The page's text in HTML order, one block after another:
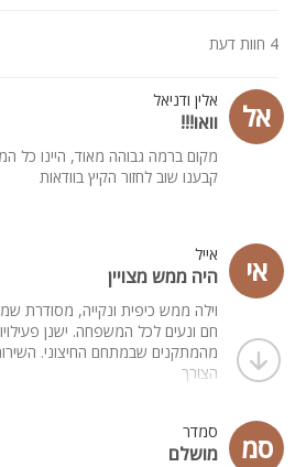
4 חוות דעת
אל אלין ודניאל
וואו!!!
מקום ברמה גבוהה מאוד, היינו כל
קבענו שוב לחזור הקיץ בוודאות
אי אייל
היה ממש מצויין
וילה ממש כיפית ונקייה, מסודרת
חם ונעים לכל המשפחה. ישנן
מהמתקנים שבמתחם החיצוני.
הצורך
סמ סמדר
מושלם